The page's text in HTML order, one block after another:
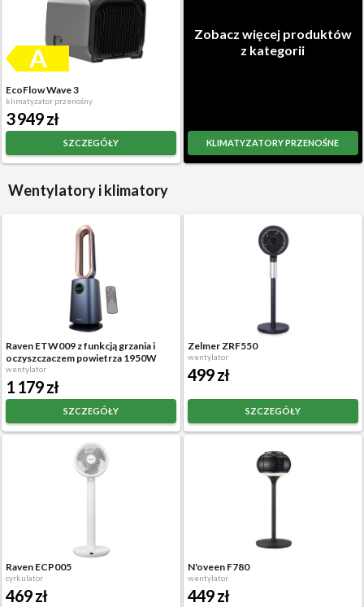
EcoFlow Wave 3
klimatyzator przenośny
3 949 zł
SZCZEGÓŁY
Zobacz więcej produktów
z kategorii
KLIMATYZATORY PRZENOŚNE
Wentylatory i klimatory
Raven ETW009 z funkcją grzania i
oczyszczaczem powietrza 1950W
wentylator
1 179 zł
SZCZEGÓŁY
Zelmer ZRF550
wentylator
499 zł
SZCZEGÓŁY
Raven ECP005
cyrkulator
469 zł
N'oveen F780
wentylator
449 zł